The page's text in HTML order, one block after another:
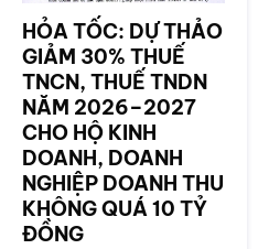
HỎA TỐC: DỰ THẢO
GIẢM 30% THUẾ
TNCN, THUẾ TNDN
NĂM 2026–2027
CHO HỘ KINH
DOANH, DOANH
NGHIỆP DOANH THU
KHÔNG QUÁ 10 TỶ
ĐỒNG